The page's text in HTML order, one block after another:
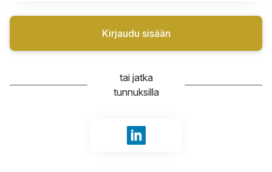
Kirjaudu sisään
tai jatka
tunnuksilla
Kirjaudu sisään tunnuksilla